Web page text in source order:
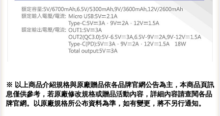
※ 以上商品介紹規格與原廠贈品依各品牌官網公告為主，本商品頁訊
息僅供參考，若原廠修改規格或贈品活動內容，詳細內容請查閱各品
牌官網。以原廠規格所公布資料為準，如有變更，將不另行通知。